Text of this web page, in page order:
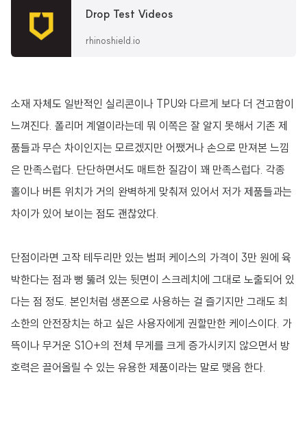
Drop Test Videos
rhinoshield.io
소재 자체도 일반적인 실리콘이나 TPU와 다르게 보다 더 견고함이
느껴진다. 폴리머 계열이라는데 뭐 이쪽은 잘 알지 못해서 기존 제
품들과 무슨 차이인지는 모르겠지만 어쨌거나 손으로 만져본 느낌
은 만족스럽다. 단단하면서도 매트한 질감이 꽤 만족스럽다. 각종
홀이나 버튼 위치가 거의 완벽하게 맞춰져 있어서 저가 제품들과는
차이가 있어 보이는 점도 괜찮았다.
단점이라면 고작 테두리만 있는 범퍼 케이스의 가격이 3만 원에 육
박한다는 점과 뻥 뚫려 있는 뒷면이 스크레치에 그대로 노출되어 있
다는 점 정도. 본인처럼 생폰으로 사용하는 걸 즐기지만 그래도 최
소한의 안전장치는 하고 싶은 사용자에게 권할만한 케이스이다. 가
뜩이나 무거운 S10+의 전체 무게를 크게 증가시키지 않으면서 방
호력은 끌어올릴 수 있는 유용한 제품이라는 말로 맺음 한다.